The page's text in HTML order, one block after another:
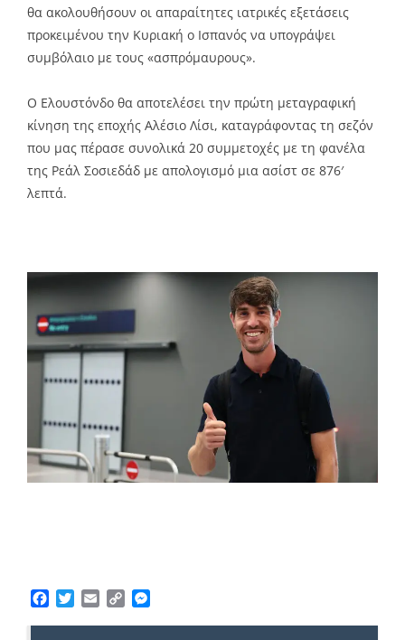
θα ακολουθήσουν οι απαραίτητες ιατρικές εξετάσεις
προκειμένου την Κυριακή ο Ισπανός να υπογράψει
συμβόλαιο με τους «ασπρόμαυρους».
Ο Ελουστόνδο θα αποτελέσει την πρώτη μεταγραφική
κίνηση της εποχής Αλέσιο Λίσι, καταγράφοντας τη σεζόν
που μας πέρασε συνολικά 20 συμμετοχές με τη φανέλα
της Ρεάλ Σοσιεδάδ με απολογισμό μια ασίστ σε 876′
λεπτά.
Facebook
TwitterEmailCopy